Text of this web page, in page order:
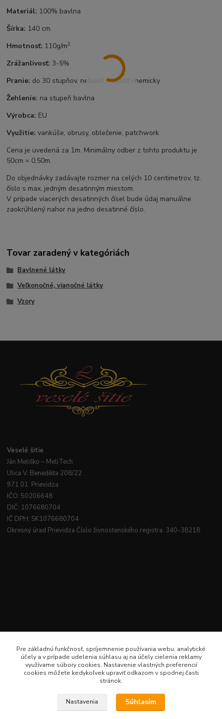
Materiál: 100% bavlna
Šírka: 140 cm
Hmotnosť: 110g/m2
Zrážanlivosť: 3-5%
Pranie: do 30 stupňov, nebieliť, nečistiť chemicky
Žehlenie: na stupeň bavlna
Výrobca: EU
Využitie: vankúše, obrusy, oblečenie, patchwork
Cena je uvedená za 1m. Minimálny odber z tohto produktu je
50cm = 0,50m.
Do objednávky zadávajte rozmer na celých 10 centimetrov, tz.
číslo s max. jedným desatinným miestom.
V prípade viacerých desatinných čísel bude údaj manuálne
zaokrúhlený nahor na jedno desatinné číslo.
Tovar zaradený v kategóriách
Bavlnené látky
Veľkonočné, vianočné látky
Vzory
Veselé šitie
Ján Meliško – MeliTech
Ulica V. Benedikta 208/22
971 01 Prievidza
IČO: 50206648
DIČ: 1076680704
IČ DPH: SK1076680704
Okresný úrad Prievidza Číslo živnostenského registra: 340-38218
Pre základnú funkčnosť, spríjemnenie používania webu, analytické
účely a v prípade udelenia súhlasu aj na účely cielenia reklamy
využívame súbory cookies. Nastavenie vlastných preferencií
cookies môžete kedykoľvek upraviť odkazom v spodnej časti
stránok.
Nastavenia Súhlasím